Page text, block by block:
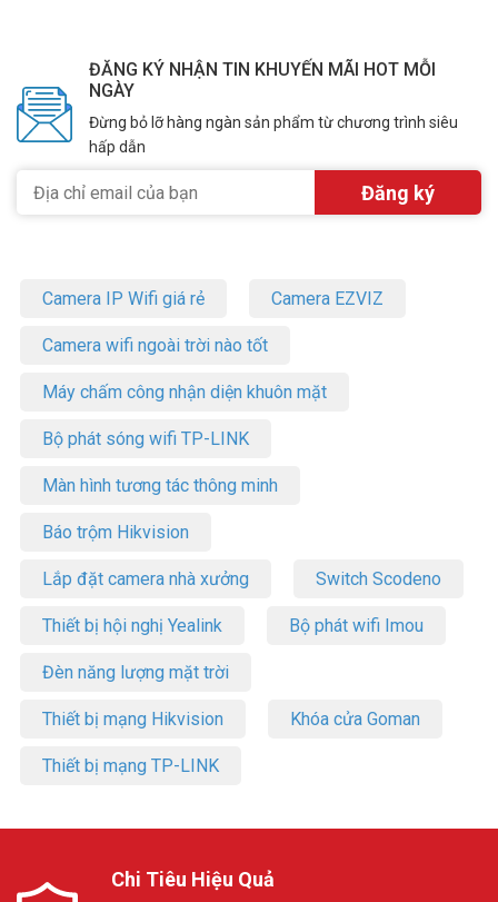
ĐĂNG KÝ NHẬN TIN KHUYẾN MÃI HOT MỖI
NGÀY
Đừng bỏ lỡ hàng ngàn sản phẩm từ chương trình siêu
hấp dẫn
Camera IP Wifi giá rẻ Camera EZVIZ
Camera wifi ngoài trời nào tốt
Máy chấm công nhận diện khuôn mặt
Bộ phát sóng wifi TP-LINK
Màn hình tương tác thông minh
Báo trộm Hikvision
Lắp đặt camera nhà xưởng Switch Scodeno
Thiết bị hội nghị Yealink Bộ phát wifi Imou
Đèn năng lượng mặt trời
Thiết bị mạng Hikvision Khóa cửa Goman
Thiết bị mạng TP-LINK
Chi Tiêu Hiệu Quả